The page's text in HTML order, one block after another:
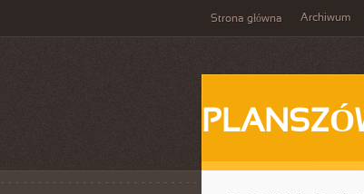
Strona główna Archiwum